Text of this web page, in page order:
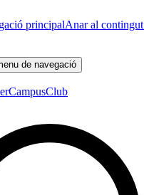
principalAnar al contingut
de navegació
Club